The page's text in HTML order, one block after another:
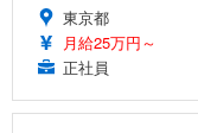
東京都
月給25万円～
正社員